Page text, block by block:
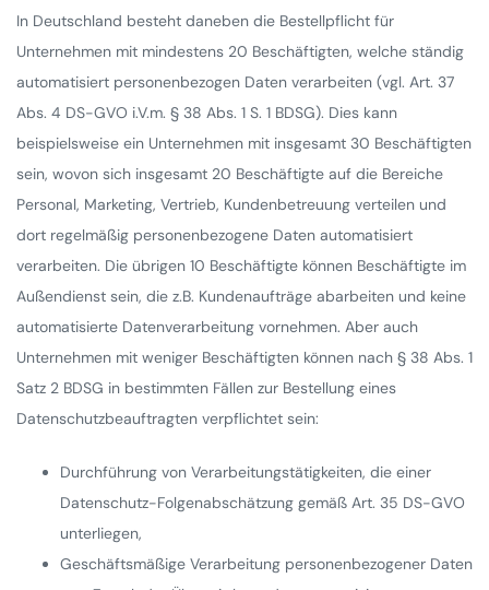
In Deutschland besteht daneben die Bestellpflicht für
Unternehmen mit mindestens 20 Beschäftigten, welche ständig
automatisiert personenbezogen Daten verarbeiten (vgl. Art. 37
Abs. 4 DS-GVO i.V.m. § 38 Abs. 1 S. 1 BDSG). Dies kann
beispielsweise ein Unternehmen mit insgesamt 30 Beschäftigten
sein, wovon sich insgesamt 20 Beschäftigte auf die Bereiche
Personal, Marketing, Vertrieb, Kundenbetreuung verteilen und
dort regelmäßig personenbezogene Daten automatisiert
verarbeiten. Die übrigen 10 Beschäftigte können Beschäftigte im
Außendienst sein, die z.B. Kundenaufträge abarbeiten und keine
automatisierte Datenverarbeitung vornehmen. Aber auch
Unternehmen mit weniger Beschäftigten können nach § 38 Abs. 1
Satz 2 BDSG in bestimmten Fällen zur Bestellung eines
Datenschutzbeauftragten verpflichtet sein:
Durchführung von Verarbeitungstätigkeiten, die einer
Datenschutz-Folgenabschätzung gemäß Art. 35 DS-GVO
unterliegen,
Geschäftsmäßige Verarbeitung personenbezogener Daten